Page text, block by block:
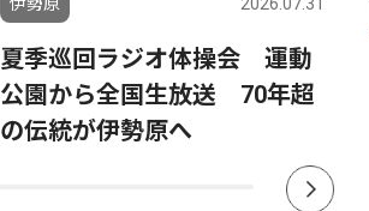
夏季巡回ラジオ体操会 運動
公園から全国生放送 70年超
の伝統が伊勢原へ